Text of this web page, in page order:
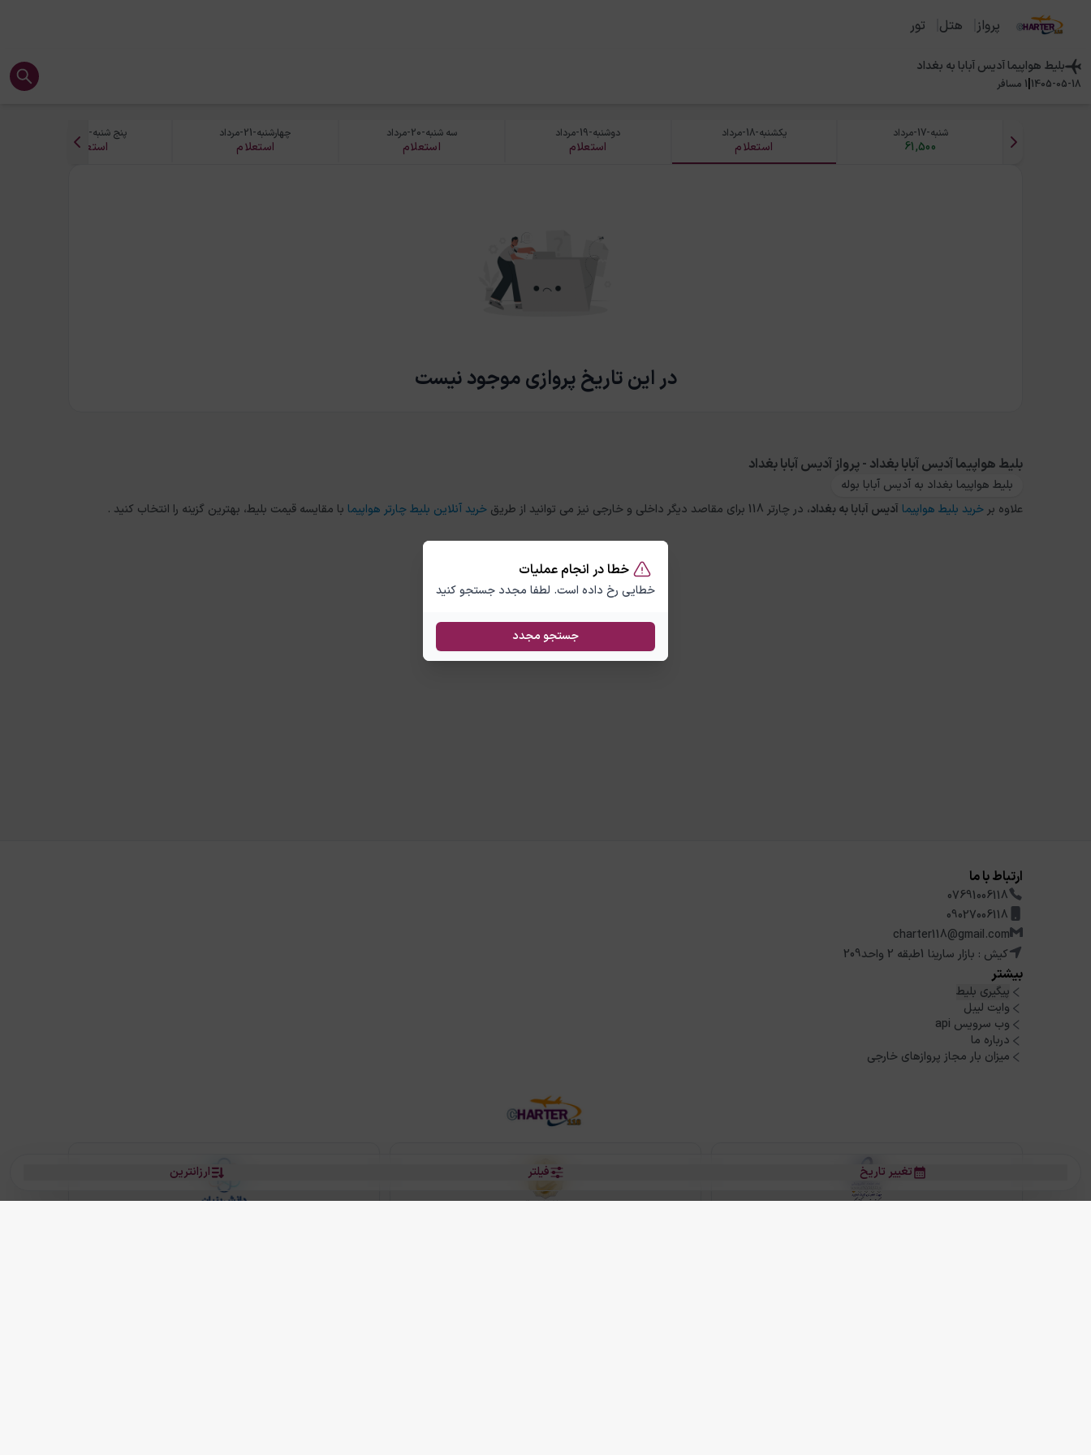
خطا در انجام عملیات
خطایی رخ داده است. لطفا مجدد جستجو کنید
جستجو مجدد
پرواز هتل تور
بلیط هواپیماآدیس آبابابه بغداد
1405-05-18
|
1 مسافر
شنبه-17-مرداد
61,500
یکشنبه-18-مرداد
استعلام
دوشنبه-19-مرداد
استعلام
سه شنبه-20-مرداد
استعلام
چهارشنبه-21-مرداد
استعلام
پنج شنبه-22-مرداد
استعلام
در این تاریخ پروازی موجود نیست
ارزانترین فیلتر تغییر تاریخ
بلیط هواپیما آدیس آبابا بغداد - پرواز آدیس آبابا بغداد
بلیط هواپیما بغداد به آدیس آبابا بوله
علاوه بر خرید بلیط هواپیما آدیس آبابابهبغداد، در چارتر 118 برای مقاصد دیگر داخلی و خارجی نیز می توانید از طریق خرید آنلاین بلیط چارتر هواپیما با مقایسه قیمت بلیط، بهترین گزینه را انتخاب کنید .
ارتباط با ما
07691006118
09027006118
charter118@gmail.com
کیش : بازار سارینا 1طبقه 2 واحد209
بیشتر
پیگیری بلیط
وایت لیبل
وب سرویس api
درباره ما
میزان بار مجاز پروازهای خارجی